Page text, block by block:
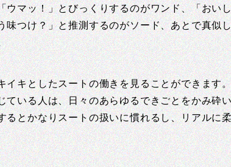
ウマッ！」とびっくりするのがワンド、「おい
味つけ？」と推測するのがソード、あとで真似
イキとしたスートの働きを見ることができます
ている人は、日々のあらゆるできごとをかみ砕
るとかなりスートの扱いに慣れるし、リアルに